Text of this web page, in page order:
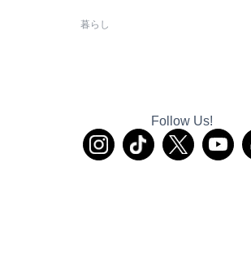
暮らし
Follow Us!